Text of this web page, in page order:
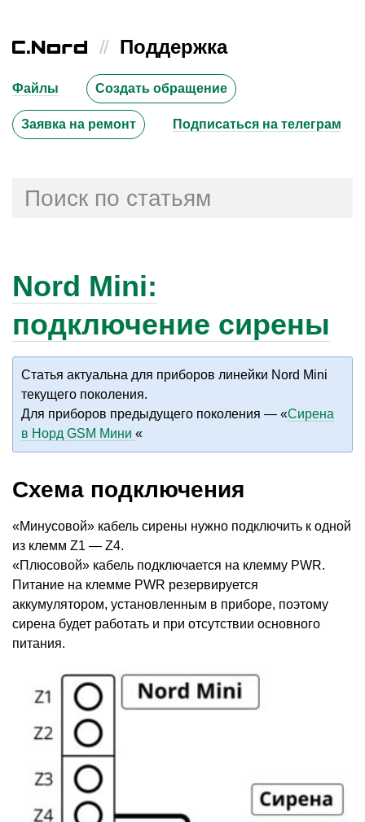
// Поддержка
Файлы Создать обращение
Заявка на ремонт Подписаться на телеграм
Nord Mini:
подключение сирены
Статья актуальна для приборов линейки Nord Mini
текущего поколения.
Для приборов предыдущего поколения — «Сирена
в Норд GSM Мини «
Схема подключения
«Минусовой» кабель сирены нужно подключить к одной
из клемм Z1 — Z4.
«Плюсовой» кабель подключается на клемму PWR.
Питание на клемме PWR резервируется
аккумулятором, установленным в приборе, поэтому
сирена будет работать и при отсутствии основного
питания.